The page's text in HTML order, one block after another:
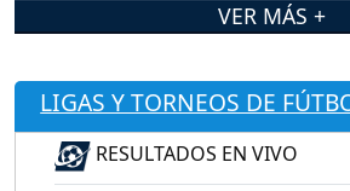
VER MÁS +
LIGAS Y TORNEOS DE
RESULTADOS EN VIVO